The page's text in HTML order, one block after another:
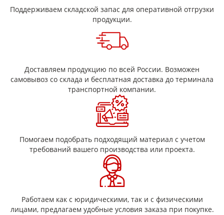
Поддерживаем складской запас для оперативной отгрузки
продукции.
Доставляем продукцию по всей России. Возможен
самовывоз со склада и бесплатная доставка до терминала
транспортной компании.
Помогаем подобрать подходящий материал с учетом
требований вашего производства или проекта.
Работаем как с юридическими, так и с физическими
лицами, предлагаем удобные условия заказа при покупке.